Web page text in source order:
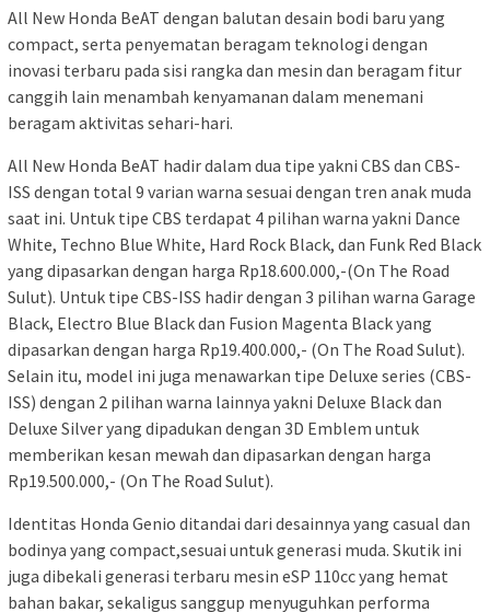
All New Honda BeAT dengan balutan desain bodi baru yang
compact, serta penyematan beragam teknologi dengan
inovasi terbaru pada sisi rangka dan mesin dan beragam fitur
canggih lain menambah kenyamanan dalam menemani
beragam aktivitas sehari-hari.
All New Honda BeAT hadir dalam dua tipe yakni CBS dan CBS-
ISS dengan total 9 varian warna sesuai dengan tren anak muda
saat ini. Untuk tipe CBS terdapat 4 pilihan warna yakni Dance
White, Techno Blue White, Hard Rock Black, dan Funk Red Black
yang dipasarkan dengan harga Rp18.600.000,-(On The Road
Sulut). Untuk tipe CBS-ISS hadir dengan 3 pilihan warna Garage
Black, Electro Blue Black dan Fusion Magenta Black yang
dipasarkan dengan harga Rp19.400.000,- (On The Road Sulut).
Selain itu, model ini juga menawarkan tipe Deluxe series (CBS-
ISS) dengan 2 pilihan warna lainnya yakni Deluxe Black dan
Deluxe Silver yang dipadukan dengan 3D Emblem untuk
memberikan kesan mewah dan dipasarkan dengan harga
Rp19.500.000,- (On The Road Sulut).
Identitas Honda Genio ditandai dari desainnya yang casual dan
bodinya yang compact,sesuai untuk generasi muda. Skutik ini
juga dibekali generasi terbaru mesin eSP 110cc yang hemat
bahan bakar, sekaligus sanggup menyuguhkan performa